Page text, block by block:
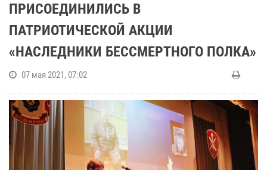
ПРИСОЕДИНИЛИСЬ В
ПАТРИОТИЧЕСКОЙ АКЦИИ
«НАСЛЕДНИКИ БЕССМЕРТНОГО ПОЛКА»
07 мая 2021, 07:02